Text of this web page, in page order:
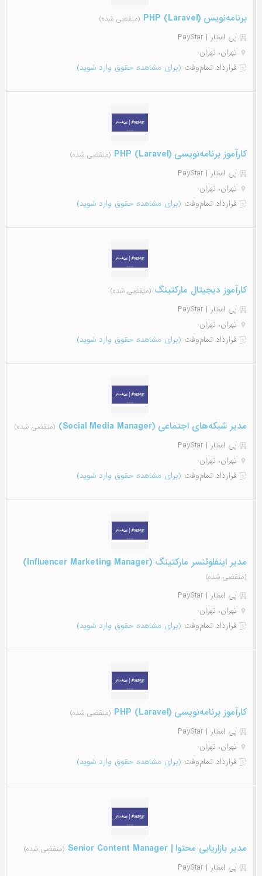
برنامه‌نویس (PHP (Laravel (منقضی شده)
پی استار | PayStar
تهران، تهران
قرارداد تمام‌وقت (برای مشاهده حقوق وارد شوید)
کارآموز برنامه‌نویسی (PHP (Laravel (منقضی شده)
پی استار | PayStar
تهران، تهران
قرارداد تمام‌وقت (برای مشاهده حقوق وارد شوید)
کارآموز دیجیتال مارکتینگ (منقضی شده)
پی استار | PayStar
تهران، تهران
قرارداد تمام‌وقت (برای مشاهده حقوق وارد شوید)
مدیر شبکه‌های اجتماعی (Social Media Manager) (منقضی شده)
پی استار | PayStar
تهران، تهران
قرارداد تمام‌وقت (برای مشاهده حقوق وارد شوید)
مدیر اینفلوئنسر مارکتینگ (Influencer Marketing Manager)
(منقضی شده)
پی استار | PayStar
تهران، تهران
قرارداد تمام‌وقت (برای مشاهده حقوق وارد شوید)
کارآموز برنامه‌نویسی (PHP (Laravel (منقضی شده)
پی استار | PayStar
تهران، تهران
قرارداد تمام‌وقت (برای مشاهده حقوق وارد شوید)
مدیر بازاریابی محتوا | Senior Content Manager (منقضی شده)
پی استار | PayStar